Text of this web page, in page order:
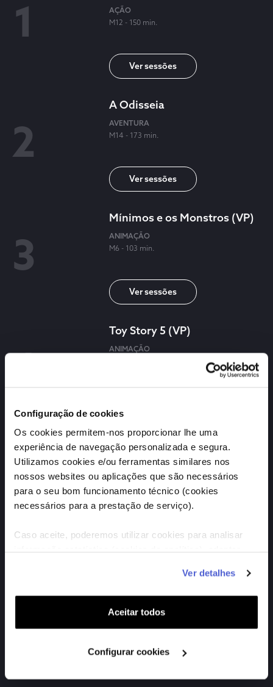
Configuração de cookies
Os cookies permitem-nos proporcionar lhe uma
experiência de navegação personalizada e segura.
Utilizamos cookies e/ou ferramentas similares nos
nossos websites ou aplicações que são necessários
para o seu bom funcionamento técnico (cookies
necessários para a prestação de serviço).
Caso aceite, poderemos utilizar cookies para analisar
funcionalidades (cookies de personalização e
funcionalidade) e adaptar anúncios aos seus interesses
(cookies de publicidade personalizada). Pode gerir a
Ver detalhes
Aceitar todos
Configurar cookies
AÇÃO
M12 - 150 min.
ver sessões
A Odisseia
AVENTURA
M14 - 173 min.
ver sessões
Mínimos e os Monstros (VP)
ANIMAÇÃO
M6 - 103 min.
ver sessões
Toy Story 5 (VP)
ANIMAÇÃO
Vaiana (VP)
AVENTURA
M6 - 115 min.
Na tua agenda
As próximas estreias em grande plano nos